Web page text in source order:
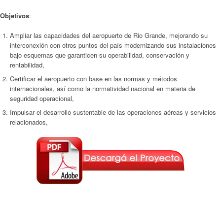
Objetivos:
Ampliar las capacidades del aeropuerto de Rio Grande, mejorando su
interconexión con otros puntos del país modernizando sus instalaciones
bajo esquemas que garanticen su operabilidad, conservación y
rentabilidad,
Certificar el aeropuerto con base en las normas y métodos
internacionales, así como la normatividad nacional en materia de
seguridad operacional,
Impulsar el desarrollo sustentable de las operaciones aéreas y servicios
relacionados,